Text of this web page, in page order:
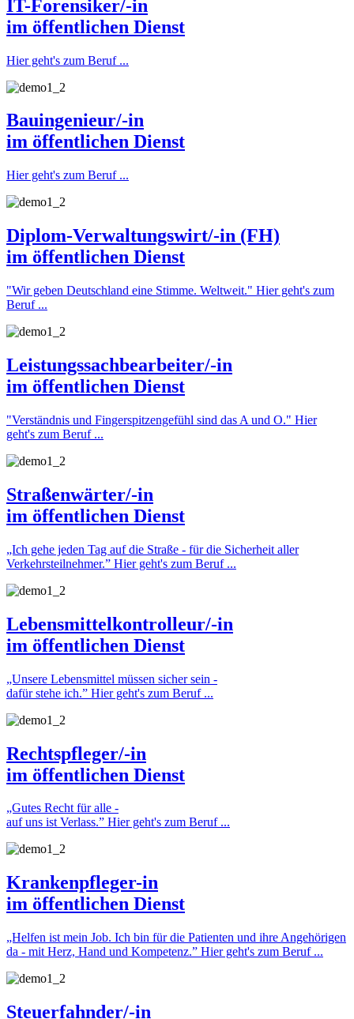
IT-Forensiker/-in
im öffentlichen Dienst
Hier geht's zum Beruf ...
Bauingenieur/-in
im öffentlichen Dienst
Hier geht's zum Beruf ...
Diplom-Verwaltungswirt/-in (FH)
im öffentlichen Dienst
"Wir geben Deutschland eine Stimme. Weltweit." Hier geht's zum
Beruf ...
Leistungssachbearbeiter/-in
im öffentlichen Dienst
"Verständnis und Fingerspitzengefühl sind das A und O." Hier
geht's zum Beruf ...
Straßenwärter/-in
im öffentlichen Dienst
„Ich gehe jeden Tag auf die Straße - für die Sicherheit aller
Verkehrsteilnehmer.” Hier geht's zum Beruf ...
Lebensmittelkontrolleur/-in
im öffentlichen Dienst
„Unsere Lebensmittel müssen sicher sein -
dafür stehe ich.” Hier geht's zum Beruf ...
Rechtspfleger/-in
im öffentlichen Dienst
„Gutes Recht für alle -
auf uns ist Verlass.” Hier geht's zum Beruf ...
Krankenpfleger-in
im öffentlichen Dienst
„Helfen ist mein Job. Ich bin für die Patienten und ihre Angehörigen
da - mit Herz, Hand und Kompetenz.” Hier geht's zum Beruf ...
Steuerfahnder/-in